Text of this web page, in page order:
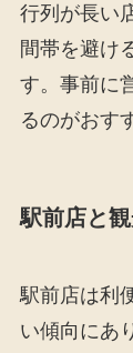
行列が長い
間帯を避け
す。事前に
るのがおす
駅前店と
駅前店は利
い傾向にあ